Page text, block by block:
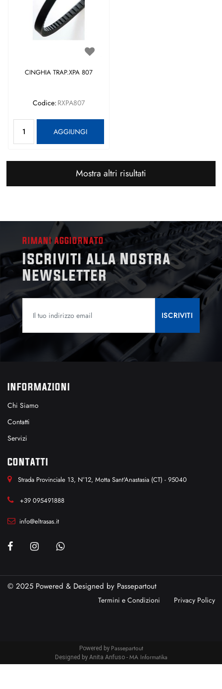
CINGHIA TRAP.XPA 807
Codice: RXPA807
AGGIUNGI
Mostra altri risultati
RIMANI AGGIORNATO
Iscriviti alla Nostra
Newsletter
INFORMAZIONI
Chi Siamo
Contatti
Servizi
CONTATTI
Strada Provinciale 13, N°12, Motta Sant'Anastasia (CT) - 95040
+39 095491888
info@eltrasas.it
© 2025 Powered & Designed by Passepartout
Termini e Condizioni Privacy Policy
Powered by Passepartout
Designed by Anita Anfuso - MA Informatika